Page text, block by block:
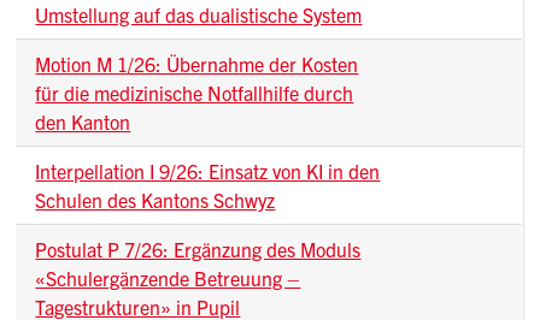
Umstellung auf das dualistische System
Motion M 1/26: Übernahme der Kosten
für die medizinische Notfallhilfe durch
den Kanton
Interpellation I 9/26: Einsatz von KI in den
Schulen des Kantons Schwyz
Postulat P 7/26: Ergänzung des Moduls
«Schulergänzende Betreuung –
Tagestrukturen» in Pupil